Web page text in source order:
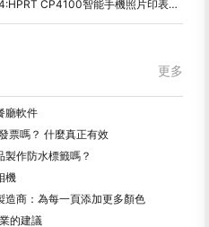
CP4100智能手機照片印表機分步指南
更多
廳軟件
票嗎？ 什麼真正有效
作防水標籤嗎？
機
造商：為每一頁添加更多顏色
的建議